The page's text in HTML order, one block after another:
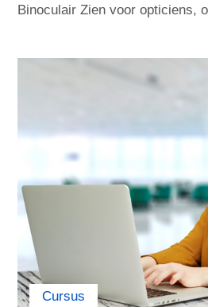
Jamaica
Jordan
Binoculair Zien voor opticiens,
Cursus